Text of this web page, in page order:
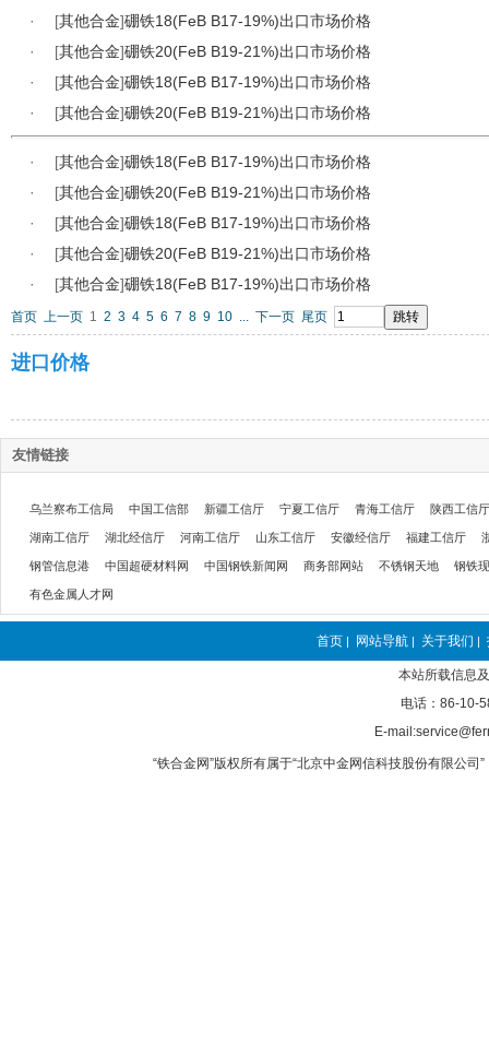
·
[其他合金]硼铁18(FeB B17-19%)出口市场价格
·
[其他合金]硼铁20(FeB B19-21%)出口市场价格
·
[其他合金]硼铁18(FeB B17-19%)出口市场价格
·
[其他合金]硼铁20(FeB B19-21%)出口市场价格
· [其他合金]硼铁18(FeB B17-19%)出口市场价格
·
[其他合金]硼铁20(FeB B19-21%)出口市场价格
·
[其他合金]硼铁18(FeB B17-19%)出口市场价格
·
[其他合金]硼铁20(FeB B19-21%)出口市场价格
·
[其他合金]硼铁18(FeB B17-19%)出口市场价格
首页 上一页 1 2 3 4 5 6 7 8 9 10 ... 下一页 尾页
进口价格
友情链接
乌兰察布工信局 中国工信部 新疆工信厅 宁夏工信厅 青海工信厅 陕西工信厅
湖南工信厅 湖北经信厅 河南工信厅 山东工信厅 安徽经信厅 福建工信厅
钢管信息港 中国超硬材料网 中国钢铁新闻网 商务部网站 不锈钢天地 钢铁
有色金属人才网
首页 | 网站导航 | 关于我们 |
本站所载信息
电话：86-10-
E-
“铁合金网”版权所有属于“北京中金网信科技股份有限公司